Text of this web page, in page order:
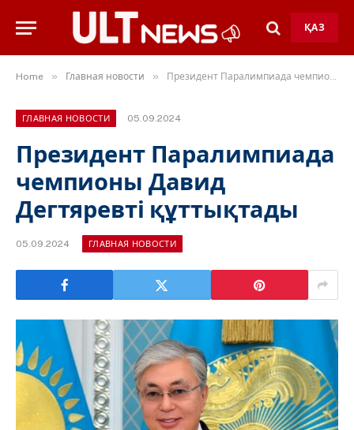
ҚАЗ
Home » Главная новости » Президент Паралимпиада чемпионы Давид Дегтяревті құттықтады
ГЛАВНАЯ НОВОСТИ 05.09.2024
Президент Паралимпиада
чемпионы Давид
Дегтяревті құттықтады
05.09.2024 ГЛАВНАЯ НОВОСТИ